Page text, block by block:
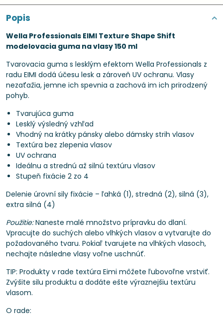
Popis
Wella Professionals EIMI Texture Shape Shift
modelovacia guma na vlasy 150 ml
Tvarovacia guma s lesklým efektom Wella Professionals z
radu EIMI dodá účesu lesk a zároveň UV ochranu. Vlasy
nezaťažia, jemne ich spevnia a zachová im ich prirodzený
pohyb.
Tvarujúca guma
Lesklý výsledný vzhľad
Vhodný na krátky pánsky alebo dámsky strih vlasov
Textúra bez zlepenia vlasov
UV ochrana
Ideálnu a strednú až silnú textúru vlasov
Stupeň fixácie 2 zo 4
Delenie úrovní sily fixácie – ľahká (1), stredná (2), silná (3),
extra silná (4)
Použitie:Naneste malé množstvo prípravku do dlaní.
Vpracujte do suchých alebo vlhkých vlasov a vytvarujte do
požadovaného tvaru. Pokiaľ tvarujete na vlhkých vlasoch,
nechajte následne vlasy voľne uschnúť.
TIP: Produkty v rade textúra Eimi môžete ľubovoľne vrstviť.
Zvýšite silu produktu a dodáte ešte výraznejšiu textúru
vlasom.
O rade: